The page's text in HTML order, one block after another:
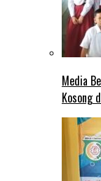
Media
Kosong